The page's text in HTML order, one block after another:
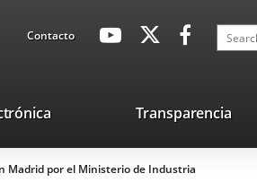
ContactoavaHeaderSocial
Link
Link
application.
Link
external
application.
Transparencia
Madrid por el Ministerio de Industria